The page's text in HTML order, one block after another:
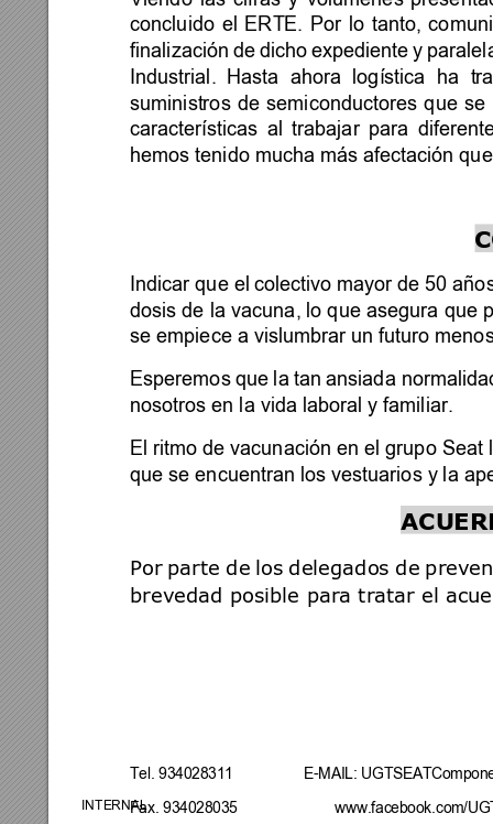
Tel. 934028311
E-MAIL:
Fax. 934028035
www.facebook.com/
INTERNAL
concluido el ERTE. Por lo tanto,
finalización de dicho expediente y
Industrial.  Hasta ahora  logística
  ha
suministros de semiconductores que se
características al trabajar para
hemos tenido mucha más afectación
Indicar que el colectivo mayor de 50
dosis de la vacuna, lo que asegura que
se empiece a vislumbrar un futuro
Esperemos que la tan ansiada normalida
nosotros en la vida laboral y familiar.
El ritmo de vacunación en el grupo Seat
que se encuentran los vestuarios y la
Por parte de los delegados de
brevedad posible para tratar el